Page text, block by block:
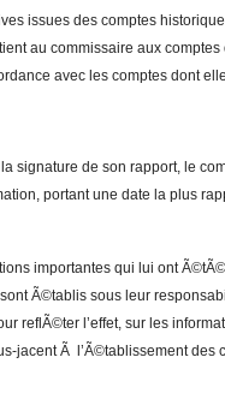
issues des comptes
au commissaire aux comptes
avec les comptes dont
signature de son rapport, le
portant une date la plus
importantes qui lui ont
Ã©tablis sous leur
reflÃ©ter l’effet, sur les
jacent Ã l’Ã©tablissement des